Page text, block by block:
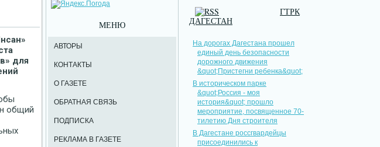
для
общий
МЕНЮ
АВТОРЫ
КОНТАКТЫ
О ГАЗЕТЕ
ОБРАТНАЯ СВЯЗЬ
ПОДПИСКА
РЕКЛАМА В ГАЗЕТЕ
ГТРК
ДАГЕСТАН
На дорогах Дагестана прошел
единый день безопасности
дорожного движения
&quot;Пристегни ребенка&quot;
В историческом парке
&quot;Россия - моя
история&quot; прошло
мероприятие, посвященное 70-
тилетию Дня строителя
В Дагестане россгвардейцы
присоединились к